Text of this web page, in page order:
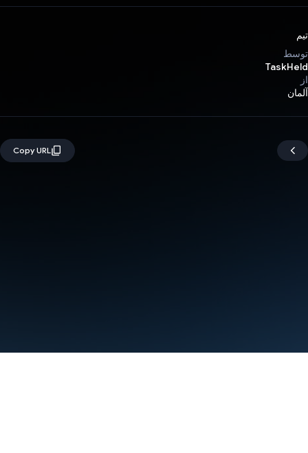
تیم
توسط
TaskHeld
از
آلمان